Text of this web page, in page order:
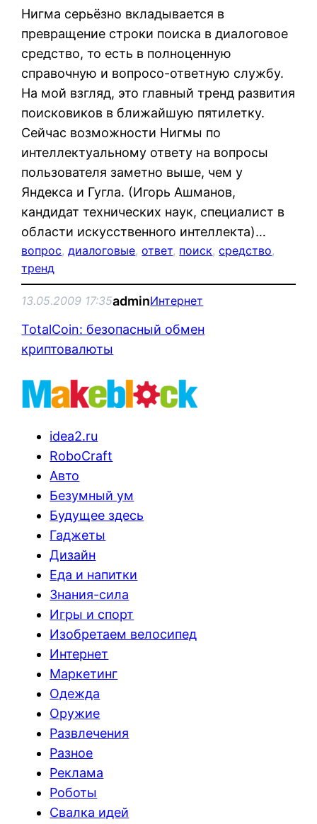
Нигма серьёзно вкладывается в
превращение строки поиска в диалоговое
средство, то есть в полноценную
справочную и вопросо-ответную службу.
На мой взгляд, это главный тренд развития
поисковиков в ближайшую пятилетку.
Сейчас возможности Нигмы по
интеллектуальному ответу на вопросы
пользователя заметно выше, чем у
Яндекса и Гугла. (Игорь Ашманов,
кандидат технических наук, специалист в
области искусственного интеллекта)…
вопрос, диалоговые, ответ, поиск, средство
тренд
13.05.2009 17:35adminИнтернет
TotalCoin: безопасный обмен
криптовалюты
idea2.ru
RoboCraft
Авто
Безумный ум
Будущее здесь
Гаджеты
Дизайн
Еда и напитки
Знания-сила
Игры и спорт
Изобретаем велосипед
Интернет
Маркетинг
Одежда
Оружие
Развлечения
Разное
Реклама
Роботы
Свалка идей